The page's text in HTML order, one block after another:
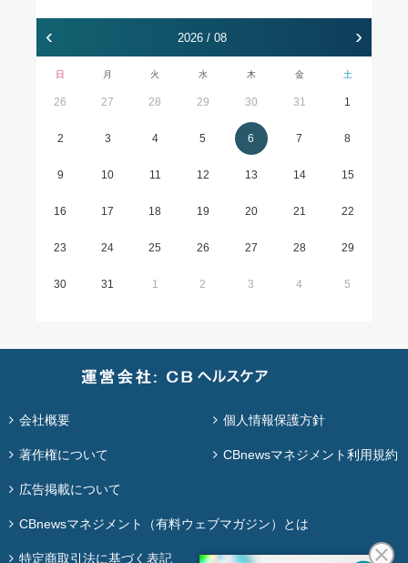
‹ 2026 / 08 ›
日 月 火 水 木 金 土
26 27 28 29 30 31 1
2 3 4 5 6 7 8
9 10 11 12 13 14 15
16 17 18 19 20 21 22
23 24 25 26 27 28 29
30 31 1 2 3 4 5
会社概要 個人情報保護方針
著作権について CBnewsマネジメント利用規約
広告掲載について
CBnewsマネジメント（有料ウェブマガジン）とは
特定商取引法に基づく表記